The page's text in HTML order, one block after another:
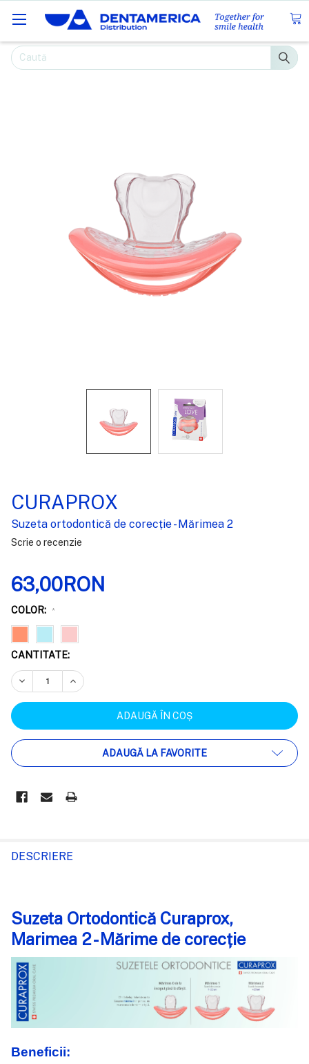
Caută
CURAPROX
Suzeta ortodontică de corecție - Mărimea 2
Scrie o recenzie
63,00RON
COLOR: *
CANTITATE:
REDUCEȚI CANTITATEA:
CREȘTEȚI CANTITATEA:
ADAUGĂ LA FAVORITE
CUMPARATE
SELECTEAZĂ
TOT
ADAUGĂ
%STR%
ÎN COȘ
DESCRIERE
Suzeta Ortodontică Curaprox,
Marimea 2 - Mărime de corecție
Beneficii: